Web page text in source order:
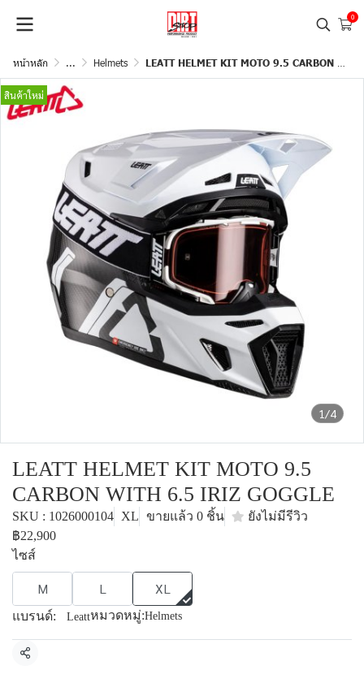
0
หน้าหลัก ... Helmets LEATT HELMET KIT MOTO 9.5 CARBON WITH 6.5 IRIZ GOGGLE
1/4
สินค้าใหม่
LEATT HELMET KIT MOTO 9.5
CARBON WITH 6.5 IRIZ GOGGLE
SKU : 1026000104 XL ขายแล้ว 0 ชิ้น
ยังไม่มีรีวิว
฿22,900
ไซส์
M L XL
แบรนด์: Leattหมวดหมู่:Helmets
แชร์